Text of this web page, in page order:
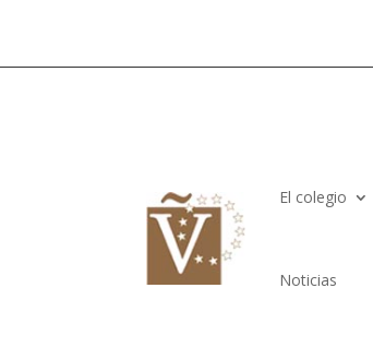
El colegio
Noticias